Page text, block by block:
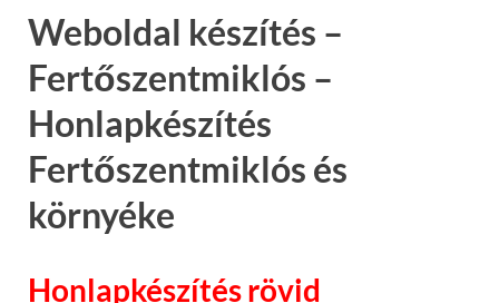
Weboldal készítés –
Fertőszentmiklós –
Honlapkészítés
Fertőszentmiklós és
környéke
Honlapkészítés rövid